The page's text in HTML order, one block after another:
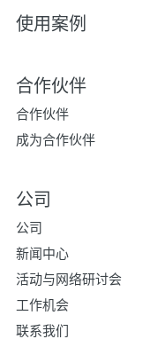
使用案例
合作伙伴
合作伙伴
成为合作伙伴
公司
公司
新闻中心
活动与网络研讨会
工作机会
联系我们